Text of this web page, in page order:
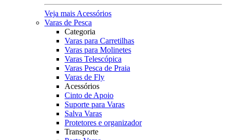
Veja mais Acessórios
Varas de Pesca
Categoria
Varas para Carretilhas
Varas para Molinetes
Varas Telescópica
Varas Pesca de Praia
Varas de Fly
Acessórios
Cinto de Apoio
Suporte para Varas
Salva Varas
Protetores e organizador
Transporte